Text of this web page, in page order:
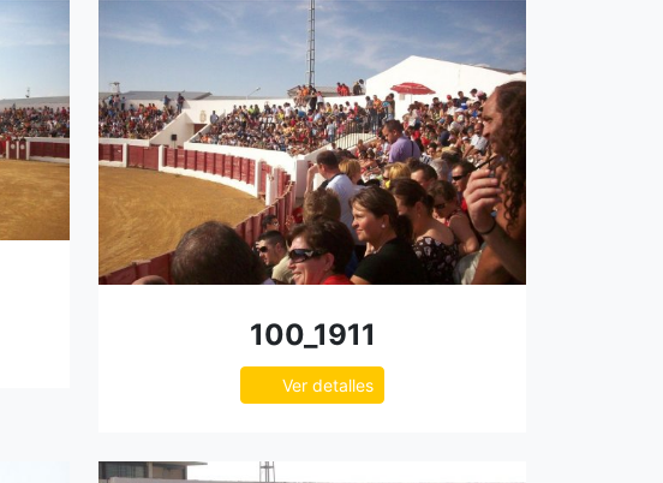
100_1911
Ver detalles